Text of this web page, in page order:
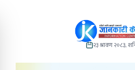
२३ श्रावण २०८३,